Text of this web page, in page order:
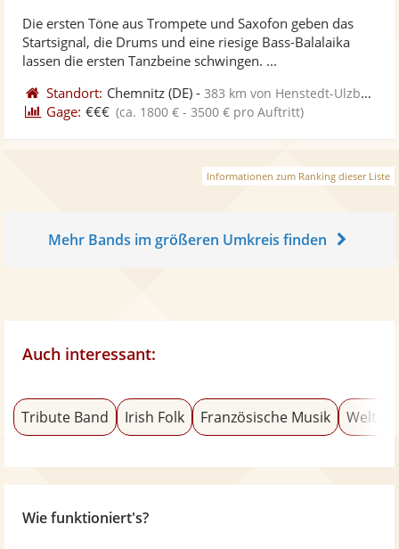
Fotos
5
Die ersten Töne aus Trompete und Saxofon geben das
Startsignal, die Drums und eine riesige Bass-Balalaika
lassen die ersten Tanzbeine schwingen. ...
Standort: Chemnitz (DE) -383 km von Henstedt-Ulzburg
Gage: €€€ (ca. 1800 € - 3500 € pro Auftritt)
Informationen zum Ranking dieser Liste
Mehr Bands im größeren Umkreis finden
Auch interessant:
Tribute Band Irish Folk Französische Musik
Wie funktioniert's?